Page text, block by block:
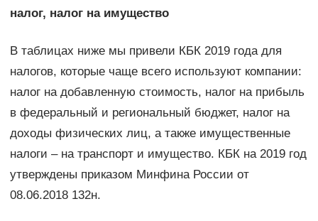
налог, налог на имущество
В таблицах ниже мы привели КБК 2019 года для
налогов, которые чаще всего используют компании:
налог на добавленную стоимость, налог на прибыль
в федеральный и региональный бюджет, налог на
доходы физических лиц, а также имущественные
налоги – на транспорт и имущество. КБК на 2019 год
утверждены приказом Минфина России от
08.06.2018 132н.